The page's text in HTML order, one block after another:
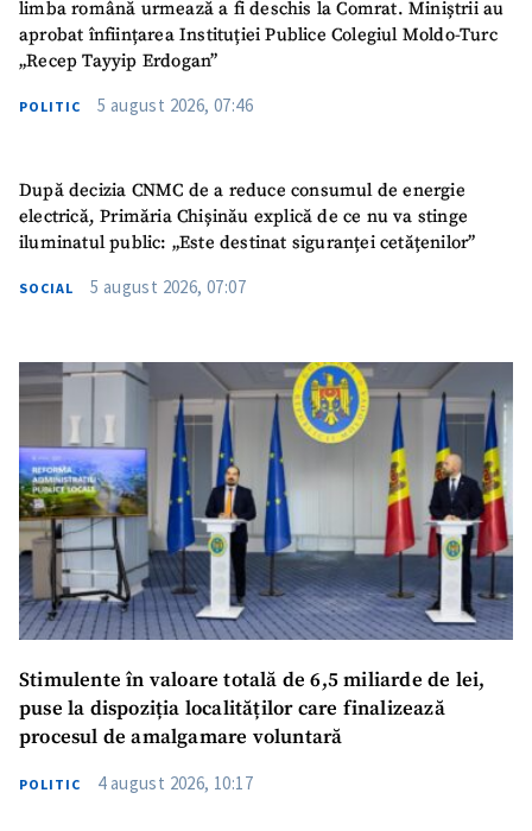
limba română urmează a fi deschis la Comrat. Miniștrii au
aprobat înființarea Instituției Publice Colegiul Moldo-Turc
„Recep Tayyip Erdogan”
POLITIC 5 august 2026, 07:46
După decizia CNMC de a reduce consumul de energie
electrică, Primăria Chișinău explică de ce nu va stinge
iluminatul public: „Este destinat siguranței cetățenilor”
SOCIAL 5 august 2026, 07:07
Stimulente în valoare totală de 6,5 miliarde de lei,
puse la dispoziția localităților care finalizează
procesul de amalgamare voluntară
POLITIC 4 august 2026, 10:17